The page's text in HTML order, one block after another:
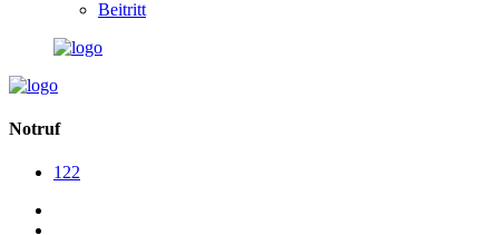
Beitritt
Notruf
122